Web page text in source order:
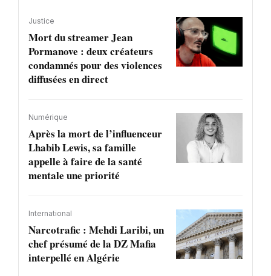
Justice
Mort du streamer Jean
Pormanove : deux créateurs
condamnés pour des violences
diffusées en direct
Numérique
Après la mort de l’influenceur
Lhabib Lewis, sa famille
appelle à faire de la santé
mentale une priorité
International
Narcotrafic : Mehdi Laribi, un
chef présumé de la DZ Mafia
interpellé en Algérie